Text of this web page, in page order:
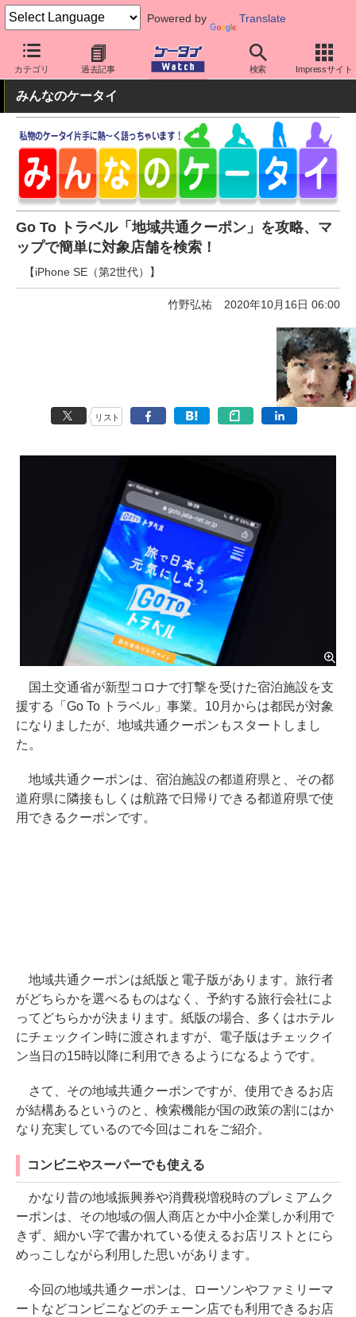
Powered by Translate
カテゴリ 過去記事 検索 Impressサイト
ケータイ Watch OS iPhone (iOS) アプリ・サービス
みんなのケータイ
Go To トラベル「地域共通クーポン」を攻略、マ
ップで簡単に対象店舗を検索！
【iPhone SE（第2世代）】
竹野弘祐 2020年10月16日 06:00
リスト
国土交通省が新型コロナで打撃を受けた宿泊施設を支
援する「Go To トラベル」事業。10月からは都民が対象
になりましたが、地域共通クーポンもスタートしまし
た。
地域共通クーポンは、宿泊施設の都道府県と、その都
道府県に隣接もしくは航路で日帰りできる都道府県で使
用できるクーポンです。
地域共通クーポンは紙版と電子版があります。旅行者
がどちらかを選べるものはなく、予約する旅行会社によ
ってどちらかが決まります。紙版の場合、多くはホテル
にチェックイン時に渡されますが、電子版はチェックイ
ン当日の15時以降に利用できるようになるようです。
さて、その地域共通クーポンですが、使用できるお店
が結構あるというのと、検索機能が国の政策の割にはか
なり充実しているので今回はこれをご紹介。
コンビニやスーパーでも使える
かなり昔の地域振興券や消費税増税時のプレミアムク
ーポンは、その地域の個人商店とか中小企業しか利用で
きず、細かい字で書かれている使えるお店リストとにら
めっこしながら利用した思いがあります。
今回の地域共通クーポンは、ローソンやファミリーマ
ートなどコンビニなどのチェーン店でも利用できるお店